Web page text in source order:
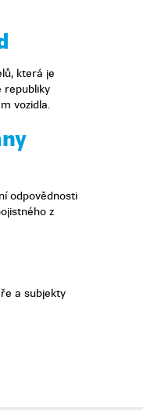
která je
republiky
vozidla.
odpovědnosti
z
a subjekty